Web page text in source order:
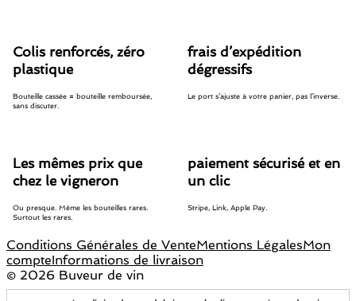
Colis renforcés, zéro
plastique
Bouteille cassée = bouteille remboursée,
sans discuter.
frais d’expédition
dégressifs
Le port s’ajuste à votre panier, pas l’inverse.
Les mêmes prix que
chez le vigneron
Ou presque. Même les bouteilles rares.
Surtout les rares.
paiement sécurisé et en
un clic
Stripe, Link, Apple Pay.
Conditions Générales de VenteMentions LégalesMon
compteInformations de livraison
© 2026 Buveur de vin